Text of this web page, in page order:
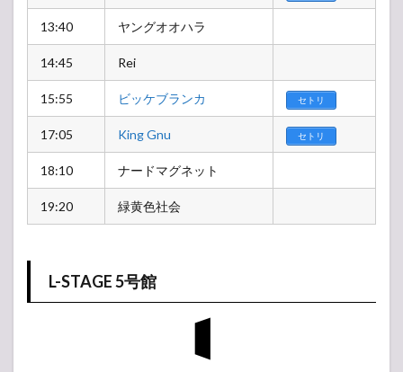
13:40 ヤングオオハラ
14:45 Rei
15:55 ビッケブランカ セトリ
17:05 King Gnu セトリ
18:10 ナードマグネット
19:20 緑黄色社会
L-STAGE 5号館